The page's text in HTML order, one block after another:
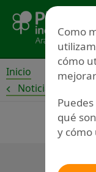
contenido
Inicio
Noticias
Como
cómo
qué
y cómo